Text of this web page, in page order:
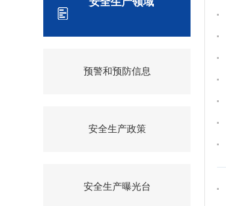
预警和预防信息
安全生产政策
安全生产曝光台